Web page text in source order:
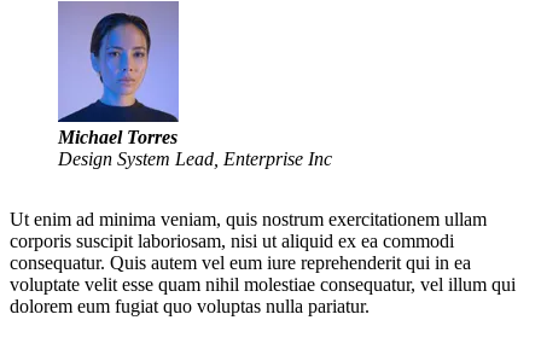
Michael Torres
Design System Lead, Enterprise Inc
Ut enim ad minima veniam, quis nostrum exercitationem ullam
corporis suscipit laboriosam, nisi ut aliquid ex ea commodi
consequatur. Quis autem vel eum iure reprehenderit qui in ea
voluptate velit esse quam nihil molestiae consequatur, vel illum qui
dolorem eum fugiat quo voluptas nulla pariatur.